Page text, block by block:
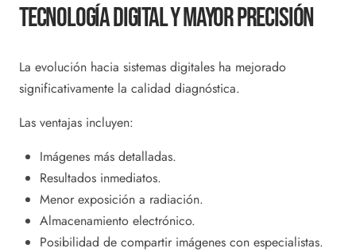
Tecnología Digital Y Mayor Precisión
La evolución hacia sistemas digitales ha mejorado
significativamente la calidad diagnóstica.
Las ventajas incluyen:
Imágenes más detalladas.
Resultados inmediatos.
Menor exposición a radiación.
Almacenamiento electrónico.
Posibilidad de compartir imágenes con especialistas.